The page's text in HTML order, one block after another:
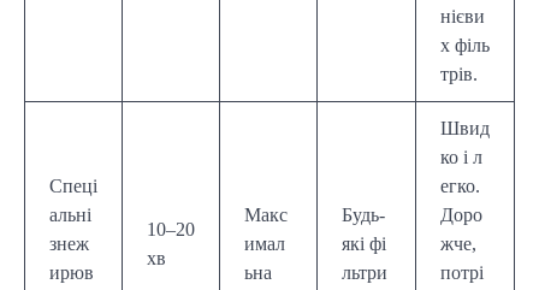
нієви
х філь
трів.
Спеці
альні
знеж
ирюв
10–20
хв
Макс
имал
ьна
Будь-
які фі
льтри
Швид
ко і л
егко.
Доро
жче,
потрі